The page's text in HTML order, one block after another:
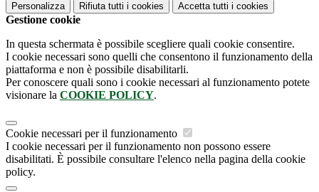
Personalizza Rifiuta tutti i cookies Accetta tutti i cookies
Gestione cookie
In questa schermata è possibile scegliere quali cookie consentire.
I cookie necessari sono quelli che consentono il funzionamento della
piattaforma e non è possibile disabilitarli.
Per conoscere quali sono i cookie necessari al funzionamento potete
visionare la COOKIE POLICY.
Cookie necessari per il funzionamento
I cookie necessari per il funzionamento non possono essere
disabilitati. È possibile consultare l'elenco nella pagina della cookie
policy.